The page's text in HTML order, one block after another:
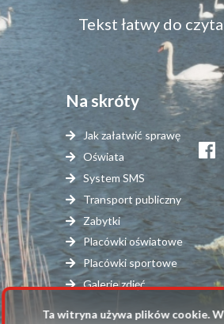
Tekst łatwy do
Na skróty
Jak załatwić sprawę
Oświata
System SMS
Transport publiczny
Zabytki
Placówki oświatowe
Placówki sportowe
Galerie zdjęć
Stopka
Ta witryna używa plików cookie.